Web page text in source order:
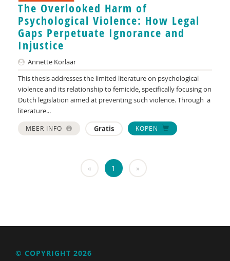
grensoverschrijdend gedrag en seksueel geweld
huisarts
KNMG
Landelijk Kenniscentrum LVB
LIDIE
Maatschappelijk Impact Team
Mariëlle Bruning
The Overlooked Harm of
Psychological Violence: How Legal
Gaps Perpetuate Ignorance and
Injustice
Annette Korlaar
This thesis addresses the limited literature on psychological
violence and its relationship to femicide, specifically focusing on
Dutch legislation aimed at preventing such violence. Through a
literature...
MEER INFO Gratis KOPEN
« 1 »
© COPYRIGHT 2026